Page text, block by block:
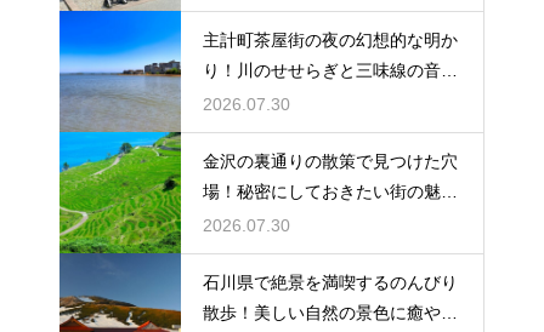
主計町茶屋街の夜の幻想的な明か
り！川のせせらぎと三味線の音色
に酔う
2026.07.30
金沢の裏通りの散策で見つけた穴
場！秘密にしておきたい街の魅力
を大発見
2026.07.30
石川県で絶景を満喫するのんびり
散歩！美しい自然の景色に癒やさ